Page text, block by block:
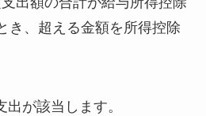
き、超える金額を所得控除
が該当します。